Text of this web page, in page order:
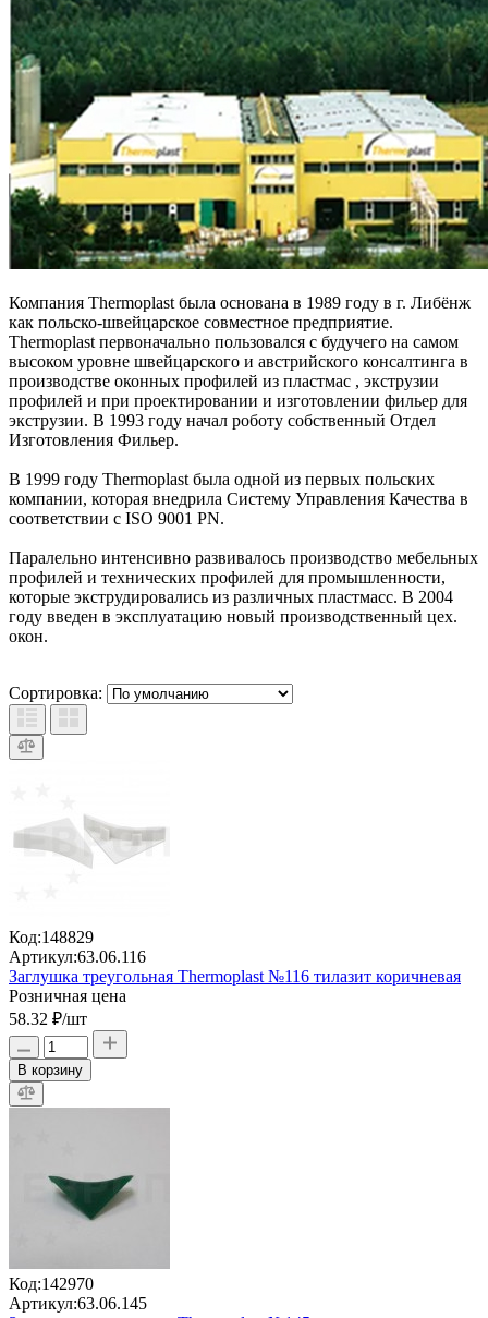
Компания Thermoplast была основана в 1989 году в г. Либёнж
как польско-швейцарское совместное предприятие.
Thermoplast первоначально пользовался с будучего на самом
высоком уровне швейцарского и австрийского консалтинга в
производстве оконных профилей из пластмас , экструзии
профилей и при проектировании и изготовлении фильер для
экструзии. В 1993 году начал роботу собственный Отдел
Изготовления Фильер.
В 1999 году Thermoplast была одной из первых польских
компании, которая внедрила Систему Управления Качества в
соответствии с ISO 9001 PN.
Паралельно интенсивно развивалось производство мебельных
профилей и технических профилей для промышленности,
которые экструдировались из различных пластмасс. В 2004
году введен в эксплуатацию новый производственный цех.
окон.
Сортировка:
Код:148829
Артикул:63.06.116
Заглушка треугольная Thermoplast №116 тилазит коричневая
Розничная цена
58.32 ₽/шт
В корзину
Код:142970
Артикул:63.06.145